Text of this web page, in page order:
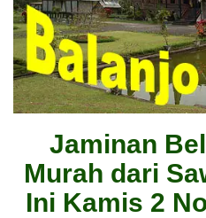
Jaminan
Murah dari
Ini Kamis 2